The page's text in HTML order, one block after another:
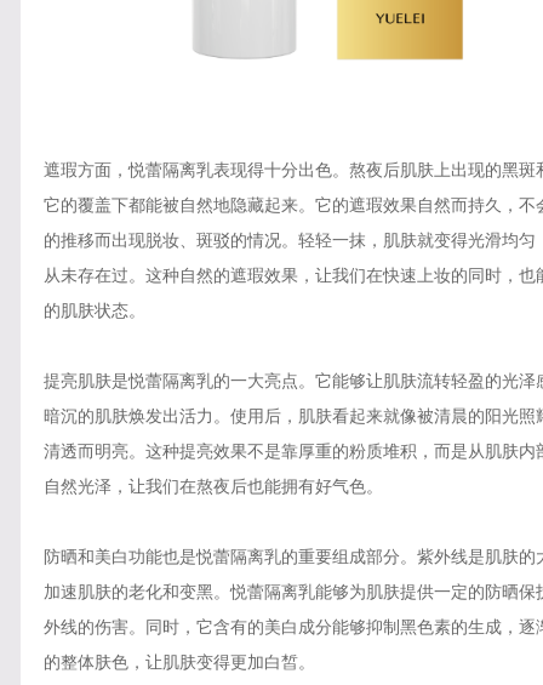
遮瑕方面，悦蕾隔离乳表现得十分出色。熬夜后肌肤上出现的黑斑
它的覆盖下都能被自然地隐藏起来。它的遮瑕效果自然而持久，不
的推移而出现脱妆、斑驳的情况。轻轻一抹，肌肤就变得光滑均匀
从未存在过。这种自然的遮瑕效果，让我们在快速上妆的同时，也
的肌肤状态。
提亮肌肤是悦蕾隔离乳的一大亮点。它能够让肌肤流转轻盈的光泽
暗沉的肌肤焕发出活力。使用后，肌肤看起来就像被清晨的阳光照
清透而明亮。这种提亮效果不是靠厚重的粉质堆积，而是从肌肤内
自然光泽，让我们在熬夜后也能拥有好气色。
防晒和美白功能也是悦蕾隔离乳的重要组成部分。紫外线是肌肤的
加速肌肤的老化和变黑。悦蕾隔离乳能够为肌肤提供一定的防晒保
外线的伤害。同时，它含有的美白成分能够抑制黑色素的生成，逐
的整体肤色，让肌肤变得更加白皙。